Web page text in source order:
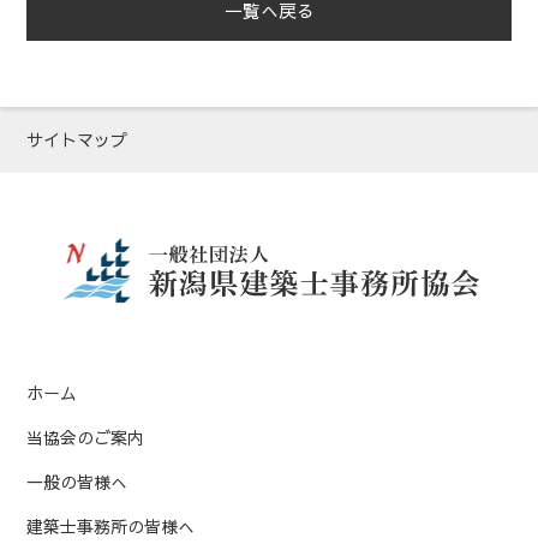
一覧へ戻る
サイトマップ
ホーム
当協会のご案内
一般の皆様へ
建築士事務所の皆様へ